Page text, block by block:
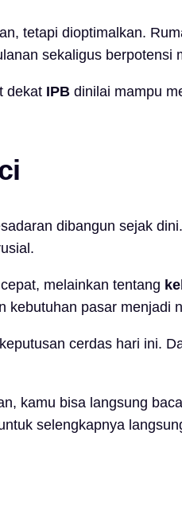
tetapi dioptimalkan.
sekaligus
dekat IPB dinilai mampu
dibangun sejak
melainkan tentang
pasar menjadi
cerdas hari ini.
kamu bisa langsung
selengkapnya